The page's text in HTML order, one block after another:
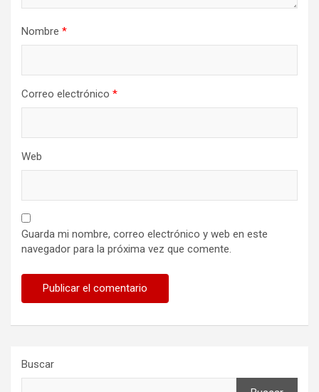
Nombre *
Correo electrónico *
Web
Guarda mi nombre, correo electrónico y web en este
navegador para la próxima vez que comente.
Buscar